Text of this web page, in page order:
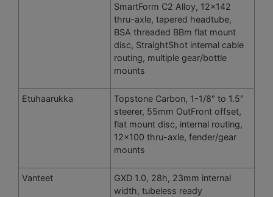
SmartForm C2 Alloy, 12×142
thru-axle, tapered headtube,
BSA threaded BBm flat mount
disc, StraightShot internal cable
routing, multiple gear/bottle
mounts
Etuhaarukka
Topstone Carbon, 1-1/8″ to 1.5″
steerer, 55mm OutFront offset,
flat mount disc, internal routing,
12×100 thru-axle, fender/gear
mounts
Vanteet
GXD 1.0, 28h, 23mm internal
width, tubeless ready